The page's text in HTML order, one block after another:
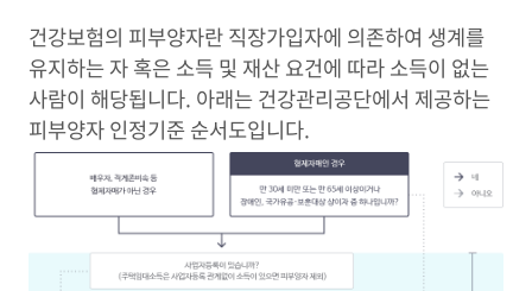
건강보험의 피부양자란 직장가입자에 의존하여 생계를
유지하는 자 혹은 소득 및 재산 요건에 따라 소득이 없는
사람이 해당됩니다. 아래는 건강관리공단에서 제공하는
피부양자 인정기준 순서도입니다.